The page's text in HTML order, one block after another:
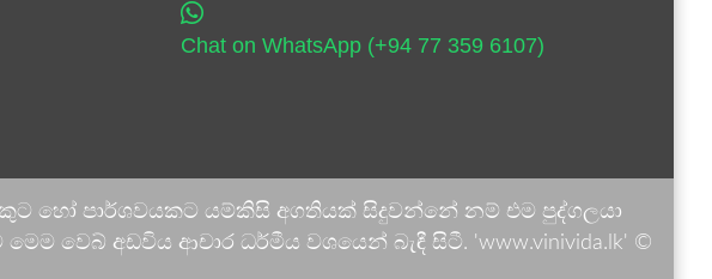
Chat on WhatsApp (+94 77 359 6107)
හෝ පාර්ශවයකට යම්කිසි අගතියක් සිදුවන්නේ නම් එම පුද්ගලයා
අඩවිය ආචාර ධර්මීය වශයෙන් බැඳී සිටී. 'www.vinivida.lk' ©